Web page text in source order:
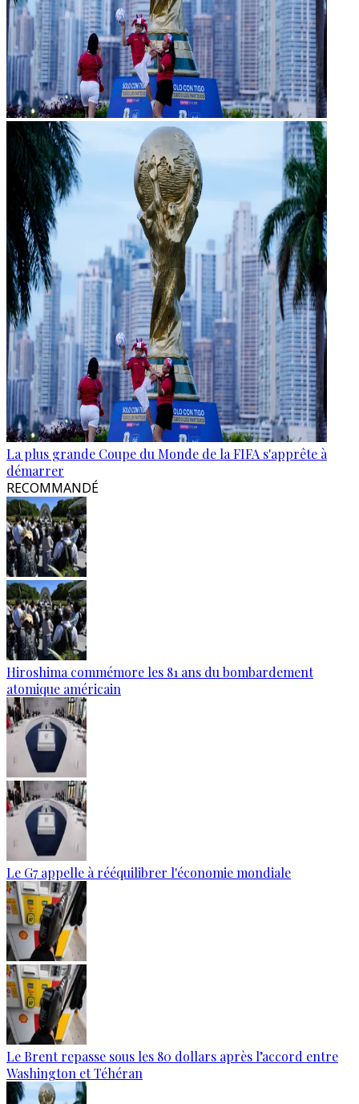
La plus grande Coupe du Monde de la FIFA s'apprête à
démarrer
RECOMMANDÉ
Hiroshima commémore les 81 ans du bombardement
atomique américain
Le G7 appelle à rééquilibrer l'économie mondiale
Le Brent repasse sous les 80 dollars après l’accord entre
Washington et Téhéran